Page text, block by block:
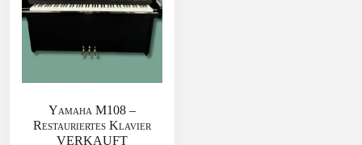
Yamaha M108 –
Restauriertes Klavier
VERKAUFT